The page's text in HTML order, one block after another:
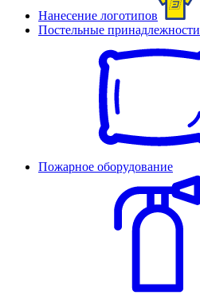
Нанесение логотипов
Постельные принадлежности
Пожарное оборудование